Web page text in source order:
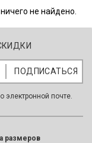
не найдено.
почте.
размеров